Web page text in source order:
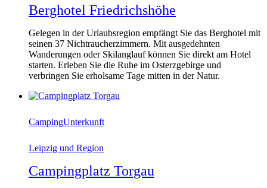
Berghotel Friedrichshöhe
Gelegen in der Urlaubsregion empfängt Sie das Berghotel mit
seinen 37 Nichtraucherzimmern. Mit ausgedehnten
Wanderungen oder Skilanglauf können Sie direkt am Hotel
starten. Erleben Sie die Ruhe im Osterzgebirge und
verbringen Sie erholsame Tage mitten in der Natur.
CampingUnterkunft
Leipzig und Region
Campingplatz Torgau